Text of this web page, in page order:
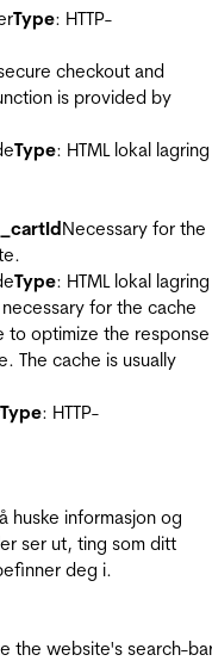
Type: HTTP-
checkout and
is provided by
Type: HTML lokal lagring
Necessary for the
Type: HTML lokal lagring
for the cache
to optimize the response
The cache is usually
Type: HTTP-
huske informasjon og
ser ut, ting som ditt
deg i.
the website's search-